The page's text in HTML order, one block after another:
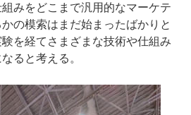
組みをどこまで汎用的なマーケテ
の模索はまだ始まったばかりと
を経てさまざまな技術や仕組み
ると考える。